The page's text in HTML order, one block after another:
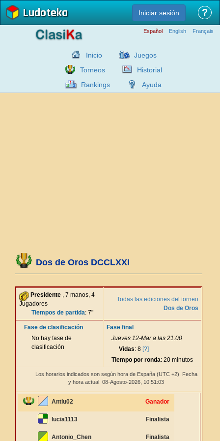
Ludoteka Iniciar sesión ?
Español English Français
Inicio
Juegos
Torneos
Historial
Rankings
Ayuda
Dos de Oros DCCLXXI
Presidente , 7 manos, 4
Jugadores
Tiempos de partida: 7"
Todas las ediciones del torneo
Dos de Oros
Fase de clasificación
No hay fase de
clasificación
Fase final
Jueves 12-Mar a las 21:00
Vidas: 8 [?]
Tiempo por ronda: 20 minutos
Los horarios indicados son según hora de España (UTC +2). Fecha
y hora actual: 08-Agosto-2026, 10:51:03
Antlu02 Ganador
lucia1113 Finalista
Antonio_Chen Finalista